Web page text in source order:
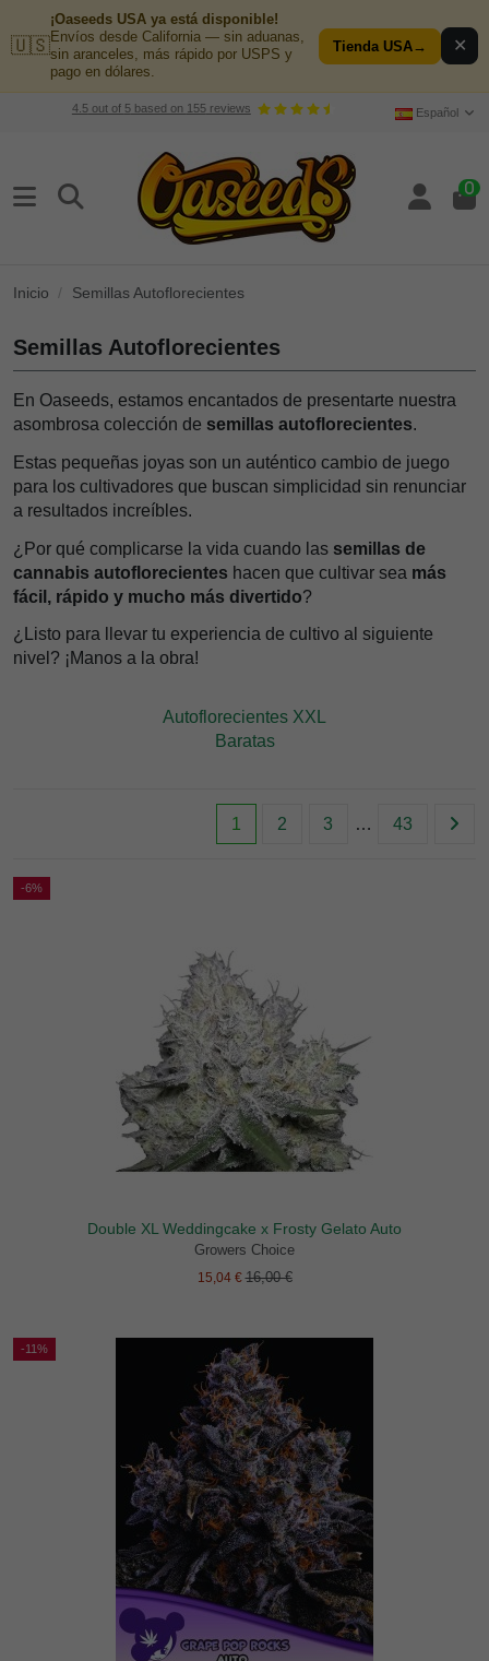
🇺🇸
¡Oaseeds USA ya está disponible!
Envíos desde California — sin aduanas,
sin aranceles, más rápido por USPS y
pago en dólares.
Tienda USA→ ✕
4.5out of 5based on 155reviews Español
0
Inicio Semillas Autoflorecientes
Semillas Autoflorecientes
En Oaseeds, estamos encantados de presentarte nuestra
asombrosa colección de semillas autoflorecientes.
Estas pequeñas joyas son un auténtico cambio de juego
para los cultivadores que buscan simplicidad sin renunciar
a resultados increíbles.
¿Por qué complicarse la vida cuando las semillas de
cannabis autoflorecientes hacen que cultivar sea más
fácil, rápido y mucho más divertido?
¿Listo para llevar tu experiencia de cultivo al siguiente
nivel? ¡Manos a la obra!
Autoflorecientes XXL
Baratas
1 2 3 … 43
-6%
Double XL Weddingcake x Frosty Gelato Auto
Growers Choice
15,04 €16,00 €
-11%